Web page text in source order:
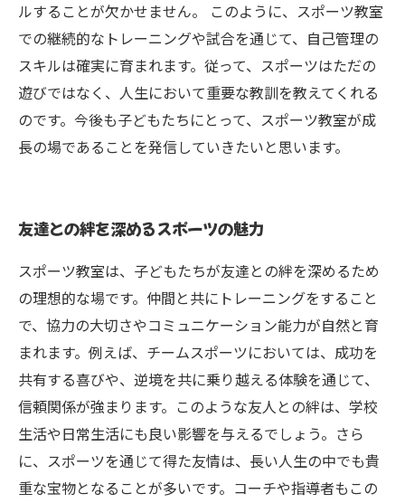
ルすることが欠かせません。 このように、スポーツ教室
での継続的なトレーニングや試合を通じて、自己管理の
スキルは確実に育まれます。従って、スポーツはただの
遊びではなく、人生において重要な教訓を教えてくれる
のです。今後も子どもたちにとって、スポーツ教室が成
長の場であることを発信していきたいと思います。
友達との絆を深めるスポーツの魅力
スポーツ教室は、子どもたちが友達との絆を深めるため
の理想的な場です。仲間と共にトレーニングをすること
で、協力の大切さやコミュニケーション能力が自然と育
まれます。例えば、チームスポーツにおいては、成功を
共有する喜びや、逆境を共に乗り越える体験を通じて、
信頼関係が強まります。このような友人との絆は、学校
生活や日常生活にも良い影響を与えるでしょう。さら
に、スポーツを通じて得た友情は、長い人生の中でも貴
重な宝物となることが多いです。コーチや指導者もこの